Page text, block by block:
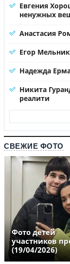
Евгения
ненужных
Анастасия
Егор
Надежда
Никита
реалити
СВЕЖИЕ ФОТО
Фото детей
участников
(19/04/2026)